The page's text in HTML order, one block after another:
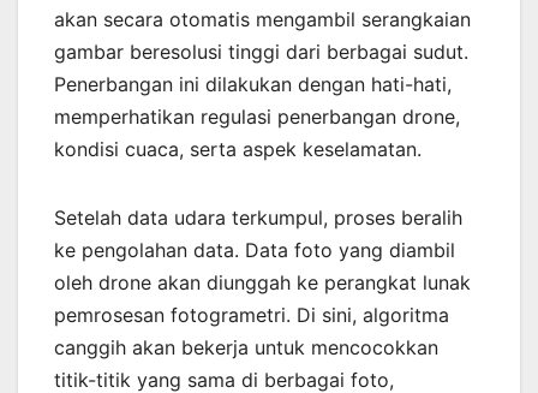
akan secara otomatis mengambil serangkaian
gambar beresolusi tinggi dari berbagai sudut.
Penerbangan ini dilakukan dengan hati-hati,
memperhatikan regulasi penerbangan drone,
kondisi cuaca, serta aspek keselamatan.
Setelah data udara terkumpul, proses beralih
ke pengolahan data. Data foto yang diambil
oleh drone akan diunggah ke perangkat lunak
pemrosesan fotogrametri. Di sini, algoritma
canggih akan bekerja untuk mencocokkan
titik-titik yang sama di berbagai foto,